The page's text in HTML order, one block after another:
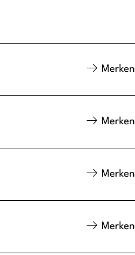
Merken
Merken
Merken
Merken